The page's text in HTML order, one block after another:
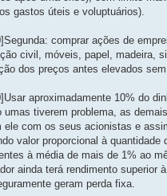
gastos úteis e voluptuários).
comprar ações de
civil, móveis, papel, madeira,
dos preços antes elevados
aproximadamente 10% do
umas tiverem problema, as
ele com os seus acionistas e
valor proporcional à
à média de mais de 1% ao
ainda terá rendimento
geram perda fixa.